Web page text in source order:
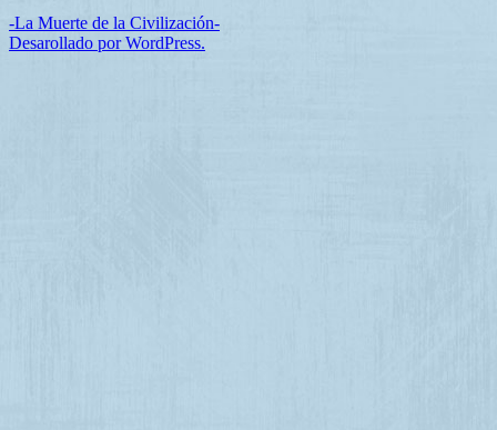
-La Muerte de la Civilización-
Desarollado por WordPress.